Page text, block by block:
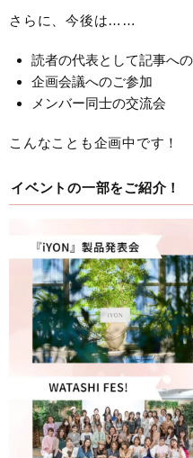
さらに、今後は……
読者の代表として記事へ
企画会議へのご参加
メンバー同士の交流会
こんなことも企画中です！
イベントの一部をご紹介！